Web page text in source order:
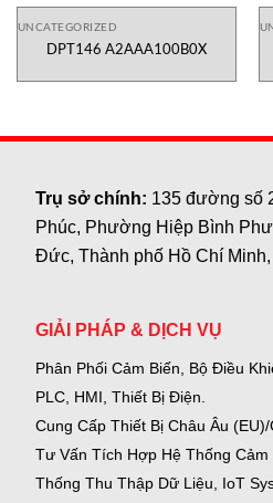
UNCATEGORIZED
DPT146 A2AAA100B0X
Trụ sở chính: 135 đường số
Phúc, Phường Hiệp Bình
Đức, Thành phố Hồ Chí
GIẢI PHÁP & DỊCH VỤ
Phân Phối Cảm Biến, Bộ Điều
PLC, HMI, Thiết Bị Điện.
Cung Cấp Thiết Bị Châu Âu (EU)/
Tư Vấn Tích Hợp Hệ Thống
Thống Thu Thập Dữ Liệu, IoT